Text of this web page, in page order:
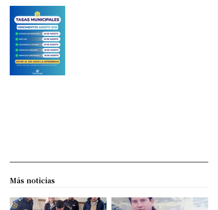
Más noticias